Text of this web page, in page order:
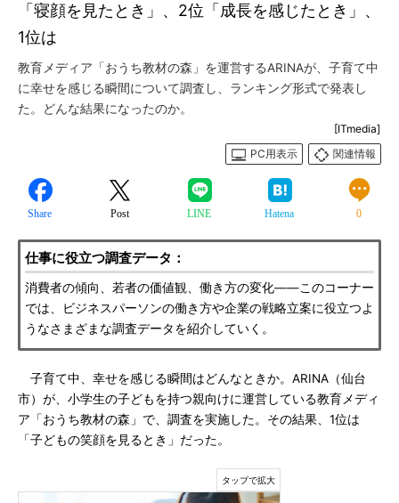
「寝顔を見たとき」、2位「成長を感じたとき」、
1位は
教育メディア「おうち教材の森」を運営するARINAが、子育て中
に幸せを感じる瞬間について調査し、ランキング形式で発表し
た。どんな結果になったのか。
[ITmedia]
PC用表示
関連情報
Share Post LINE Hatena 0
仕事に役立つ調査データ：
消費者の傾向、若者の価値観、働き方の変化――このコーナー
では、ビジネスパーソンの働き方や企業の戦略立案に役立つよ
うなさまざまな調査データを紹介していく。
子育て中、幸せを感じる瞬間はどんなときか。ARINA（仙台
市）が、小学生の子どもを持つ親向けに運営している教育メディ
ア「おうち教材の森」で、調査を実施した。その結果、1位は
「子どもの笑顔を見るとき」だった。